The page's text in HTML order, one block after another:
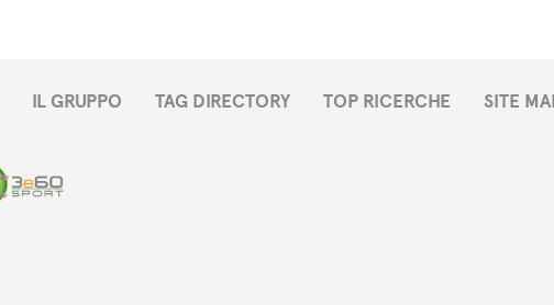
IL GRUPPO TAG DIRECTORY TOP RICERCHE SITE